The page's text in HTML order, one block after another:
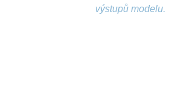
výstupů modelu.